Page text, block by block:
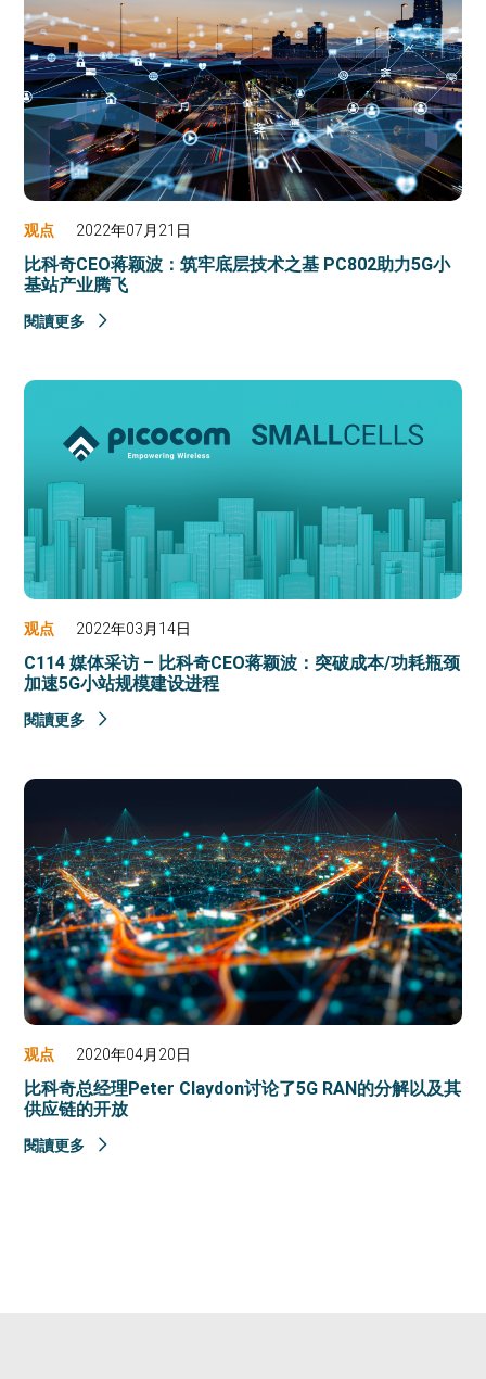
观点 2022年07月21日
比科奇CEO蒋颖波：筑牢底层技术之基 PC802助力5G小
基站产业腾飞
閱讀更多
观点 2022年03月14日
C114 媒体采访 – 比科奇CEO蒋颖波：突破成本/功耗瓶颈
加速5G小站规模建设进程
閱讀更多
观点 2020年04月20日
比科奇总经理Peter Claydon讨论了5G RAN的分解以及其
供应链的开放
閱讀更多